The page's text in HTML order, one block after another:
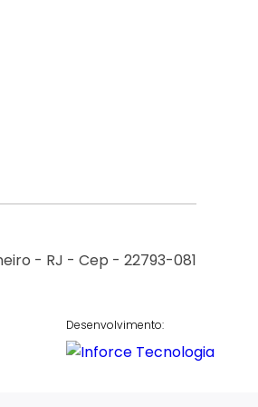
- RJ - Cep - 22793-081
Desenvolvimento: